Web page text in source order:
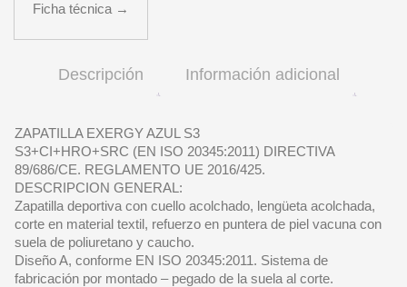
Ficha técnica →
Descripción Información adicional
ZAPATILLA EXERGY AZUL S3
S3+CI+HRO+SRC (EN ISO 20345:2011) DIRECTIVA
89/686/CE. REGLAMENTO UE 2016/425.
DESCRIPCION GENERAL:
Zapatilla deportiva con cuello acolchado, lengüeta acolchada,
corte en material textil, refuerzo en puntera de piel vacuna con
suela de poliuretano y caucho.
Diseño A, conforme EN ISO 20345:2011. Sistema de
fabricación por montado – pegado de la suela al corte.